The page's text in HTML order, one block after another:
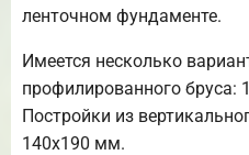
ленточном фундаменте.
Имеется несколько
профилированного
Постройки из
140х190 мм.